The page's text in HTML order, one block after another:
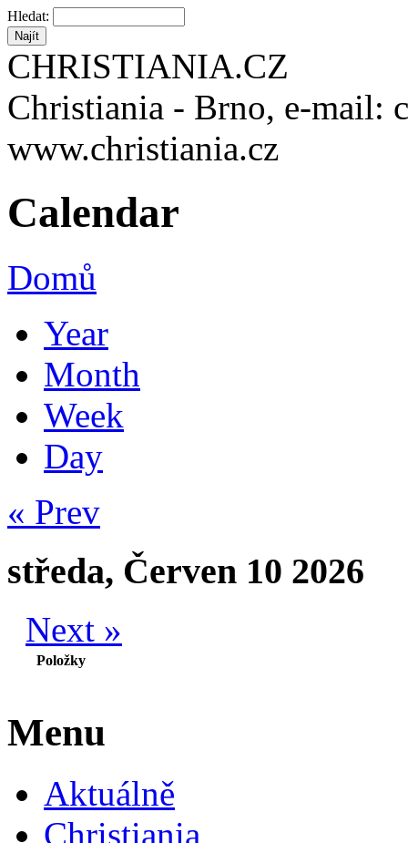
Hledat:
CHRISTIANIA.CZ
Christiania - Brno, e-mail:
www.christiania.cz
Calendar
Domů
Year
Month
Week
Day
« Prev
středa, Červen 10 2026
Next »
Položky
Menu
Aktuálně
Christiania